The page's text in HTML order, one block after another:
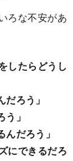
ろな不安があ
したらどうし
ろう」
」
んだろう」
にできるだろ